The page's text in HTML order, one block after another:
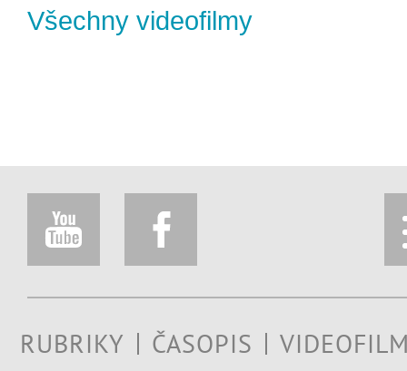
Všechny videofilmy
RUBRIKY ČASOPIS